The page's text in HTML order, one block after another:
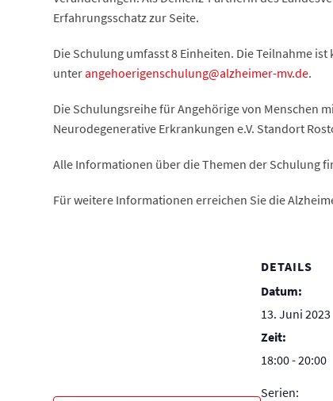
Erfahrungsschatz zur Seite.
Die Schulung umfasst 8 Einheiten. Die Teilnahme
unterangehoerigenschulung@alzheimer-mv.de.
Die Schulungsreihe für Angehörige von Menschen
Neurodegenerative Erkrankungen e.V. Standort
Alle Informationen über die Themen der Schulung
Für weitere Informationen erreichen Sie die
DETAILS
Datum:
13. Juni 2023
Zeit:
18:00 - 20:00
Serien: